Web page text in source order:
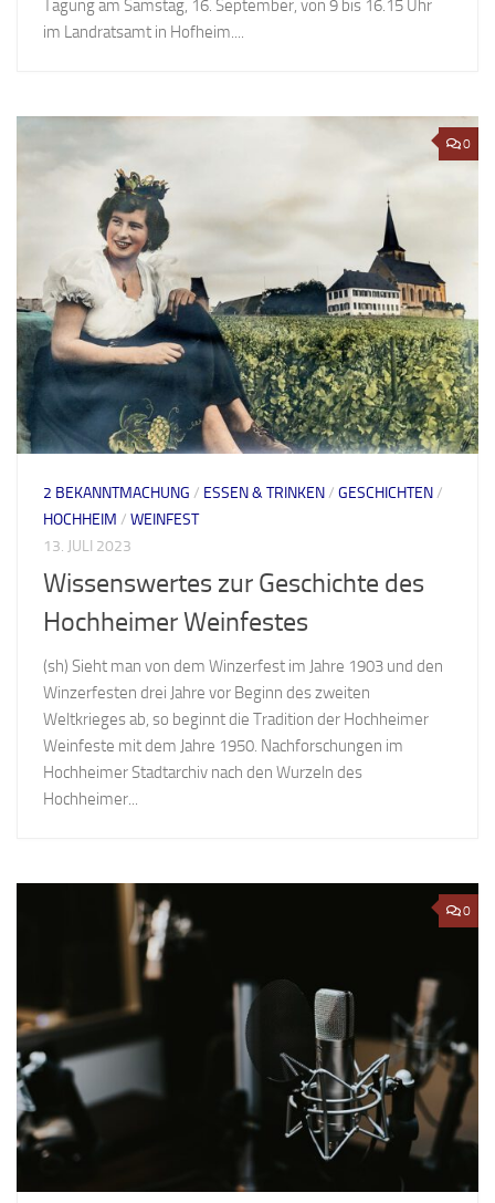
Tagung am Samstag, 16. September, von 9 bis 16.15 Uhr
im Landratsamt in Hofheim....
0
2 BEKANNTMACHUNG / ESSEN & TRINKEN/ GESCHICHTEN/
HOCHHEIM / WEINFEST
13. JULI 2023
Wissenswertes zur Geschichte des
Hochheimer Weinfestes
(sh) Sieht man von dem Winzerfest im Jahre 1903 und den
Winzerfesten drei Jahre vor Beginn des zweiten
Weltkrieges ab, so beginnt die Tradition der Hochheimer
Weinfeste mit dem Jahre 1950. Nachforschungen im
Hochheimer Stadtarchiv nach den Wurzeln des
Hochheimer...
0